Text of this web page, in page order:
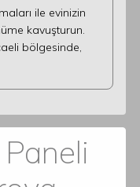
ile evinizin
kavuşturun.
bölgesinde,